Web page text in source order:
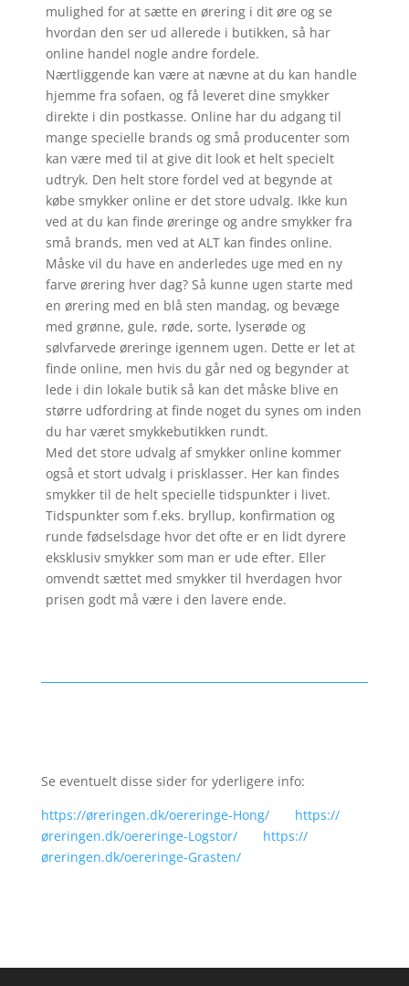
mulighed for at sætte en ørering i dit øre og se
hvordan den ser ud allerede i butikken, så har
online handel nogle andre fordele.
Nærtliggende kan være at nævne at du kan handle
hjemme fra sofaen, og få leveret dine smykker
direkte i din postkasse. Online har du adgang til
mange specielle brands og små producenter som
kan være med til at give dit look et helt specielt
udtryk. Den helt store fordel ved at begynde at
købe smykker online er det store udvalg. Ikke kun
ved at du kan finde øreringe og andre smykker fra
små brands, men ved at ALT kan findes online.
Måske vil du have en anderledes uge med en ny
farve ørering hver dag? Så kunne ugen starte med
en ørering med en blå sten mandag, og bevæge
med grønne, gule, røde, sorte, lyserøde og
sølvfarvede øreringe igennem ugen. Dette er let at
finde online, men hvis du går ned og begynder at
lede i din lokale butik så kan det måske blive en
større udfordring at finde noget du synes om inden
du har været smykkebutikken rundt.
Med det store udvalg af smykker online kommer
også et stort udvalg i prisklasser. Her kan findes
smykker til de helt specielle tidspunkter i livet.
Tidspunkter som f.eks. bryllup, konfirmation og
runde fødselsdage hvor det ofte er en lidt dyrere
eksklusiv smykker som man er ude efter. Eller
omvendt sættet med smykker til hverdagen hvor
prisen godt må være i den lavere ende.
Se eventuelt disse sider for yderligere info:
https://øreringen.dk/oereringe-Hong/
https://
øreringen.dk/oereringe-Logstor/
https://
øreringen.dk/oereringe-Grasten/